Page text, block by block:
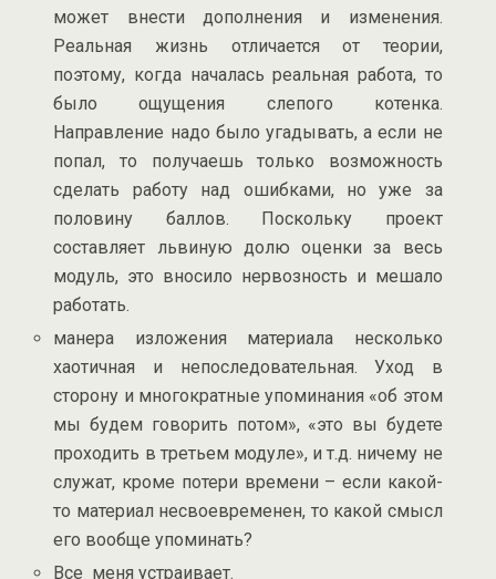
может внести дополнения и изменения.
Реальная жизнь отличается от теории,
поэтому, когда началась реальная работа, то
было ощущения слепого котенка.
Направление надо было угадывать, а если не
попал, то получаешь только возможность
сделать работу над ошибками, но уже за
половину баллов. Поскольку проект
составляет львиную долю оценки за весь
модуль, это вносило нервозность и мешало
работать.
манера изложения материала несколько
хаотичная и непоследовательная. Уход в
сторону и многократные упоминания «об этом
мы будем говорить потом», «это вы будете
проходить в третьем модуле», и т.д. ничему не
служат, кроме потери времени – если какой-
то материал несвоевременен, то какой смысл
его вообще упоминать?
Все меня устраивает.